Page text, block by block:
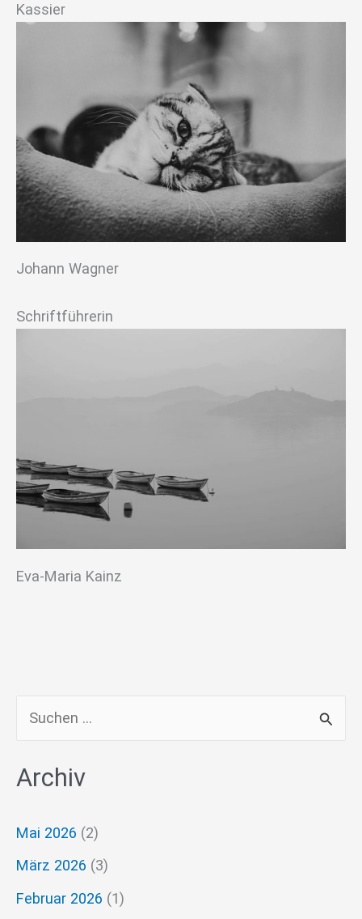
Kassier
Johann Wagner
Schriftführerin
Eva-Maria Kainz
c
e
n
n
Archiv
Mai 2026 (2)
März 2026 (3)
Februar 2026 (1)